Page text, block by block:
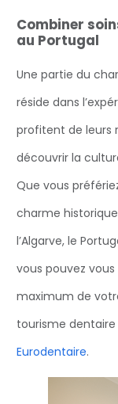
Combiner
au Portugal
Une partie du
réside dans
profitent de leurs
découvrir la
Que vous
charme
l’Algarve, le
vous pouvez
maximum de
tourisme
Eurodentaire.